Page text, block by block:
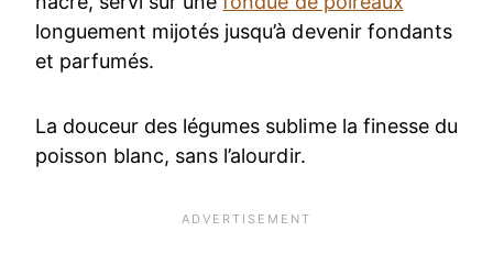
longuement mijotés jusqu’à devenir fondants
et parfumés.
La douceur des légumes sublime la finesse du
poisson blanc, sans l’alourdir.